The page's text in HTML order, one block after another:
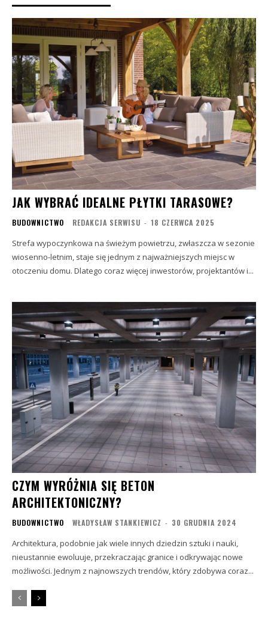
JAK WYBRAĆ IDEALNE PŁYTKI TARASOWE?
BUDOWNICTWO REDAKCJA SERWISU - 18 CZERWCA 2025
Strefa wypoczynkowa na świeżym powietrzu, zwłaszcza w sezonie
wiosenno-letnim, staje się jednym z najważniejszych miejsc w
otoczeniu domu. Dlatego coraz więcej inwestorów, projektantów i...
CZYM WYRÓŻNIA SIĘ BETON
ARCHITEKTONICZNY?
BUDOWNICTWO WŁADYSŁAW STANKIEWICZ - 30 GRUDNIA 2024
Architektura, podobnie jak wiele innych dziedzin sztuki i nauki,
nieustannie ewoluuje, przekraczając granice i odkrywając nowe
możliwości. Jednym z najnowszych trendów, który zdobywa coraz...